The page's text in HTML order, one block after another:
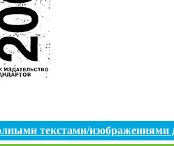
текстами/изображениями